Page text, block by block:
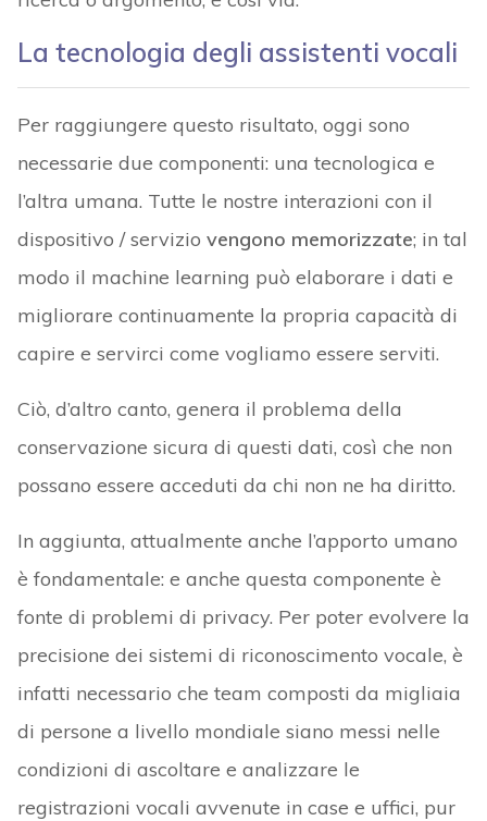
La tecnologia degli assistenti vocali
Per raggiungere questo risultato, oggi sono
necessarie due componenti: una tecnologica e
l’altra umana. Tutte le nostre interazioni con il
dispositivo / servizio vengono memorizzate; in tal
modo il machine learning può elaborare i dati e
migliorare continuamente la propria capacità di
capire e servirci come vogliamo essere serviti.
Ciò, d’altro canto, genera il problema della
conservazione sicura di questi dati, così che non
possano essere acceduti da chi non ne ha diritto.
In aggiunta, attualmente anche l’apporto umano
è fondamentale: e anche questa componente è
fonte di problemi di privacy. Per poter evolvere la
precisione dei sistemi di riconoscimento vocale, è
infatti necessario che team composti da migliaia
di persone a livello mondiale siano messi nelle
condizioni di ascoltare e analizzare le
registrazioni vocali avvenute in case e uffici, pur